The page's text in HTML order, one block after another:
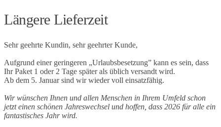
Längere Lieferzeit
Sehr geehrte Kundin, sehr geehrter Kunde,
Aufgrund einer geringeren „Urlaubsbesetzung” kann es sein, dass
Ihr Paket 1 oder 2 Tage später als üblich versandt wird.
Ab dem 5. Januar sind wir wieder voll einsatzfähig.
Wir wünschen Ihnen und allen Menschen in Ihrem Umfeld schon
jetzt einen schönen Jahreswechsel und hoffen, dass 2026 für alle ein
fantastisches Jahr wird.